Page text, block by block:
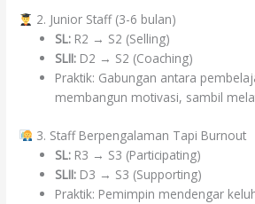
2. Junior Staff (3-6 bulan)
SL: R2 → S2 (Selling)
SLII: D2 → S2 (Coaching)
Praktik: Gabungan antara
membangun motivasi, sambil
3. Staff Berpengalaman Tapi Burnout
SL: R3 → S3 (Participating)
SLII: D3 → S3 (Supporting)
Praktik: Pemimpin mendengar